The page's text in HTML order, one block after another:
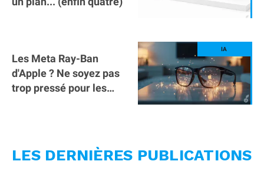
Les Meta Ray-Ban
d'Apple ? Ne soyez pas
trop pressé pour les
LES DERNIÈRES PUBLICATIONS